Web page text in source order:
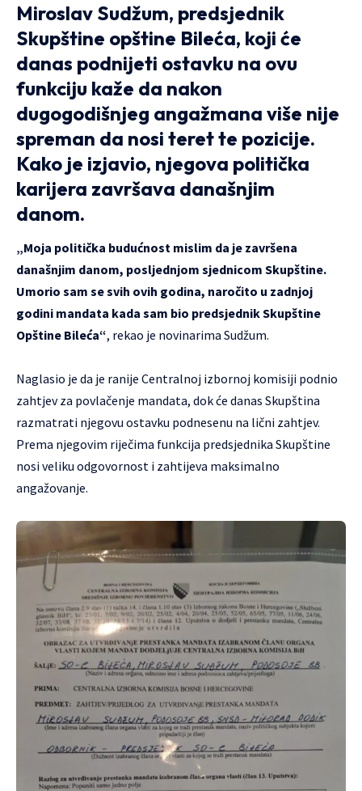
Miroslav Sudžum, predsjednik
Skupštine opštine Bileća, koji će
danas podnijeti ostavku na ovu
funkciju kaže da nakon
dugogodišnjeg angažmana više nije
spreman da nosi teret te pozicije.
Kako je izjavio, njegova politička
karijera završava današnjim
danom.
„Moja politička budućnost mislim da je završena
današnjim danom, posljednjom sjednicom Skupštine.
Umorio sam se svih ovih godina, naročito u zadnjoj
godini mandata kada sam bio predsjednik Skupštine
Opštine Bileća“, rekao je novinarima Sudžum.
Naglasio je da je ranije Centralnoj izbornoj komisiji podnio
zahtjev za povlačenje mandata, dok će danas Skupština
razmatrati njegovu ostavku podnesenu na lični zahtjev.
Prema njegovim riječima funkcija predsjednika Skupštine
nosi veliku odgovornost i zahtijeva maksimalno
angažovanje.